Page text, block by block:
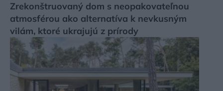
Zrekonštruovaný dom s neopakovateľnou
atmosférou ako alternatíva k nevkusným
vilám, ktoré ukrajujú z prírody